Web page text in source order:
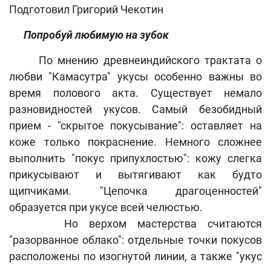
Подготовил Григорий Чекотин
Попробуй любимую на зубок
По мнению древнеиндийского трактата о
любви "Камасутра" укусы особенно важны во
время полового акта. Существует немало
разновидностей укусов. Самый безобидный
прием - "скрытое покусывание": оставляет на
коже только покраснение. Немного сложнее
выполнить "покус припухлостью": кожу слегка
прикусывают и вытягивают как будто
щипчиками. "Цепочка драгоценностей"
образуется при укусе всей челюстью.
Но верхом мастерства считаются
"разорванное облако": отдельные точки покусов
расположены по изогнутой линии, а также "укус